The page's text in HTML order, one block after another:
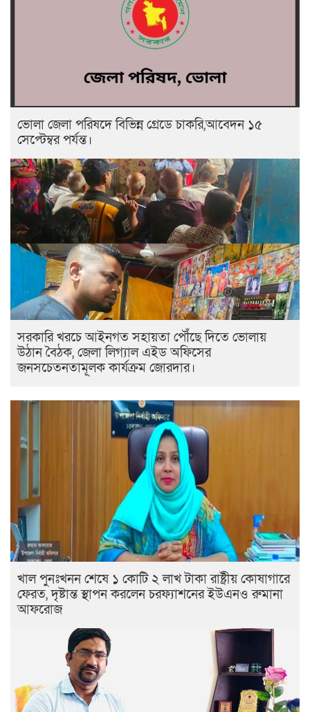
ভোলা জেলা পরিষদে বিভিন্ন গ্রেডে চাকরি,আবেদন ১৫
সেপ্টেম্বর পর্যন্ত।
সরকারি খরচে আইনগত সহায়তা পৌঁছে দিতে ভোলায়
উঠান বৈঠক, জেলা লিগ্যাল এইড অফিসের
জনসচেতনতামূলক কার্যক্রম জোরদার।
খাল পুনঃখনন শেষে ১ কোটি ২ লাখ টাকা রাষ্ট্রীয় কোষাগারে
ফেরত, দৃষ্টান্ত স্থাপন করলেন চরফ্যাশনের ইউএনও রুমানা
আফরোজ